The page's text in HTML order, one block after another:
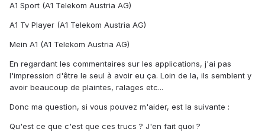
A1 Sport (A1 Telekom Austria AG)
A1 Tv Player (A1 Telekom Austria AG)
Mein A1 (A1 Telekom Austria AG)
En regardant les commentaires sur les applications, j'ai pas
l'impression d'être le seul à avoir eu ça. Loin de la, ils semblent y
avoir beaucoup de plaintes, ralages etc...
Donc ma question, si vous pouvez m'aider, est la suivante :
Qu'est ce que c'est que ces trucs ? J'en fait quoi ?